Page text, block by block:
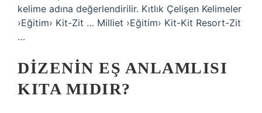
kelime adına değerlendirilir. Kıtlık Çelişen Kelimeler
›Eğitim› Kit-Zit … Milliet ›Eğitim› Kit-Kit Resort-Zit
…
DIZENIN EŞ ANLAMLISI
KITA MIDIR?